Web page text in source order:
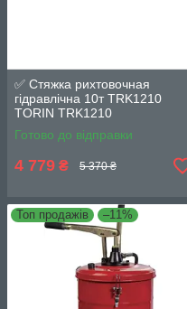
✅ Стяжка рихтовочная
гідравлічна 10т TRK1210
TORIN TRK1210
Готово до відправки
4 779 ₴ 5 370 ₴
Топ продажів –11%